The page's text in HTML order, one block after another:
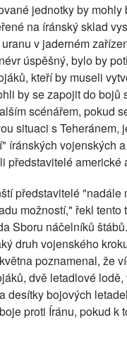
jednotky by mohly
na íránský sklad
v jaderném
úspěšný, bylo by
kteří by museli
by se zapojit do bojů
scénářem, pokud
situaci s Teheránem,
íránských vojenských
představitelé americké
představitelé "nadále
možností," řekl tento
Sboru náčelníků
druh vojenského
poznamenal, že
dvě letadlové lodě,
desítky bojových
proti Íránu, pokud k